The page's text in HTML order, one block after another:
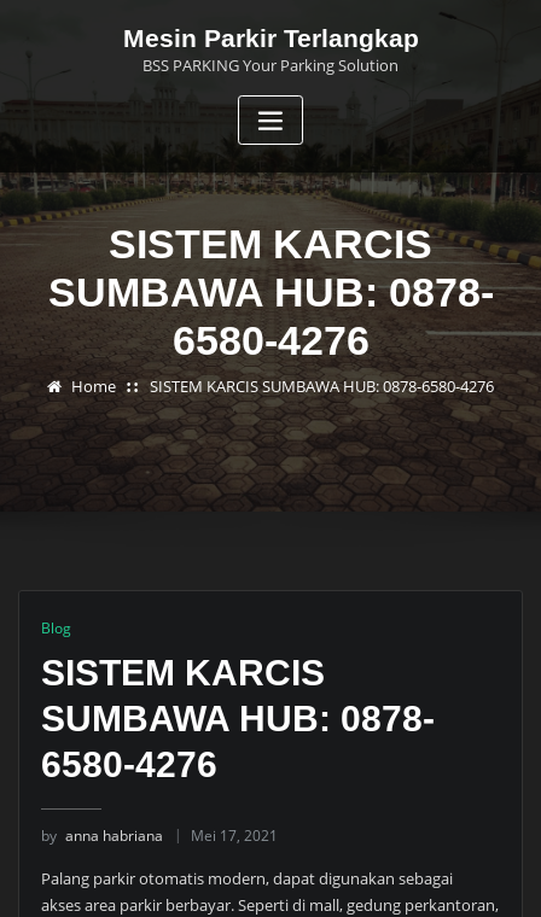
Mesin Parkir Terlangkap
BSS PARKING Your Parking Solution
SISTEM KARCIS
SUMBAWA HUB: 0878-
6580-4276
Home SISTEM KARCIS SUMBAWA HUB: 0878-6580-4276
Blog
SISTEM KARCIS
SUMBAWA HUB: 0878-
6580-4276
by anna habriana Mei 17, 2021
Palang parkir otomatis modern, dapat digunakan sebagai
akses area parkir berbayar. Seperti di mall, gedung perkantoran,